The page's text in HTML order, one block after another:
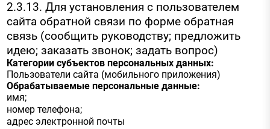
2.3.13. Для установления с пользователем
сайта обратной связи по форме обратная
связь (сообщить руководству; предложить
идею; заказать звонок; задать вопрос)
Категории субъектов персональных данных:
Пользователи сайта (мобильного приложения)
Обрабатываемые персональные данные:
имя;
номер телефона;
адрес электронной почты